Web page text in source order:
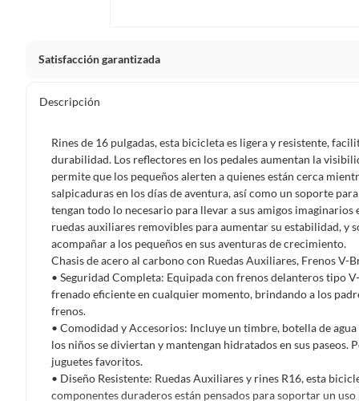
Satisfacción garantizada
Debe estar en perfecto estado, con todas sus etiquetas,
Productos que, por su naturaleza, no puedan ser devueltos,
Confeccionados a la medida.
De uso personal.
En sodimac.cl te damos30 días desde que recibes el
etiquetas y sin uso, tal como te lo entregamos.
Productos digitales que se entregan a través de una
programas para el computador.
Productos a pedido o confeccionados a medida.
Productos que han sido informados como
remanufacturados o con alguna deficiencia, que sean
Alimentos, bebidas, medicamentos, suplementos alimenticios,
Pinturas de un color a solicitud.
Descripción
Rines de 16 pulgadas, esta bicicleta es ligera y resistente,
durabilidad. Los reflectores en los pedales aumentan la
permite que los pequeños alerten a quienes están cerca
salpicaduras en los días de aventura, así como un soporte
tengan todo lo necesario para llevar a sus amigos
ruedas auxiliares removibles para aumentar su estabilidad, y
acompañar a los pequeños en sus aventuras de crecimiento.
Chasis de acero al carbono con Ruedas Auxiliares, Frenos V-
• Seguridad Completa: Equipada con frenos delanteros tipo
frenado eficiente en cualquier momento, brindando a los
frenos.
• Comodidad y Accesorios: Incluye un timbre, botella de
los niños se diviertan y mantengan hidratados en sus paseos.
juguetes favoritos.
• Diseño Resistente: Ruedas Auxiliares y rines R16, esta
componentes duraderos están pensados para soportar un